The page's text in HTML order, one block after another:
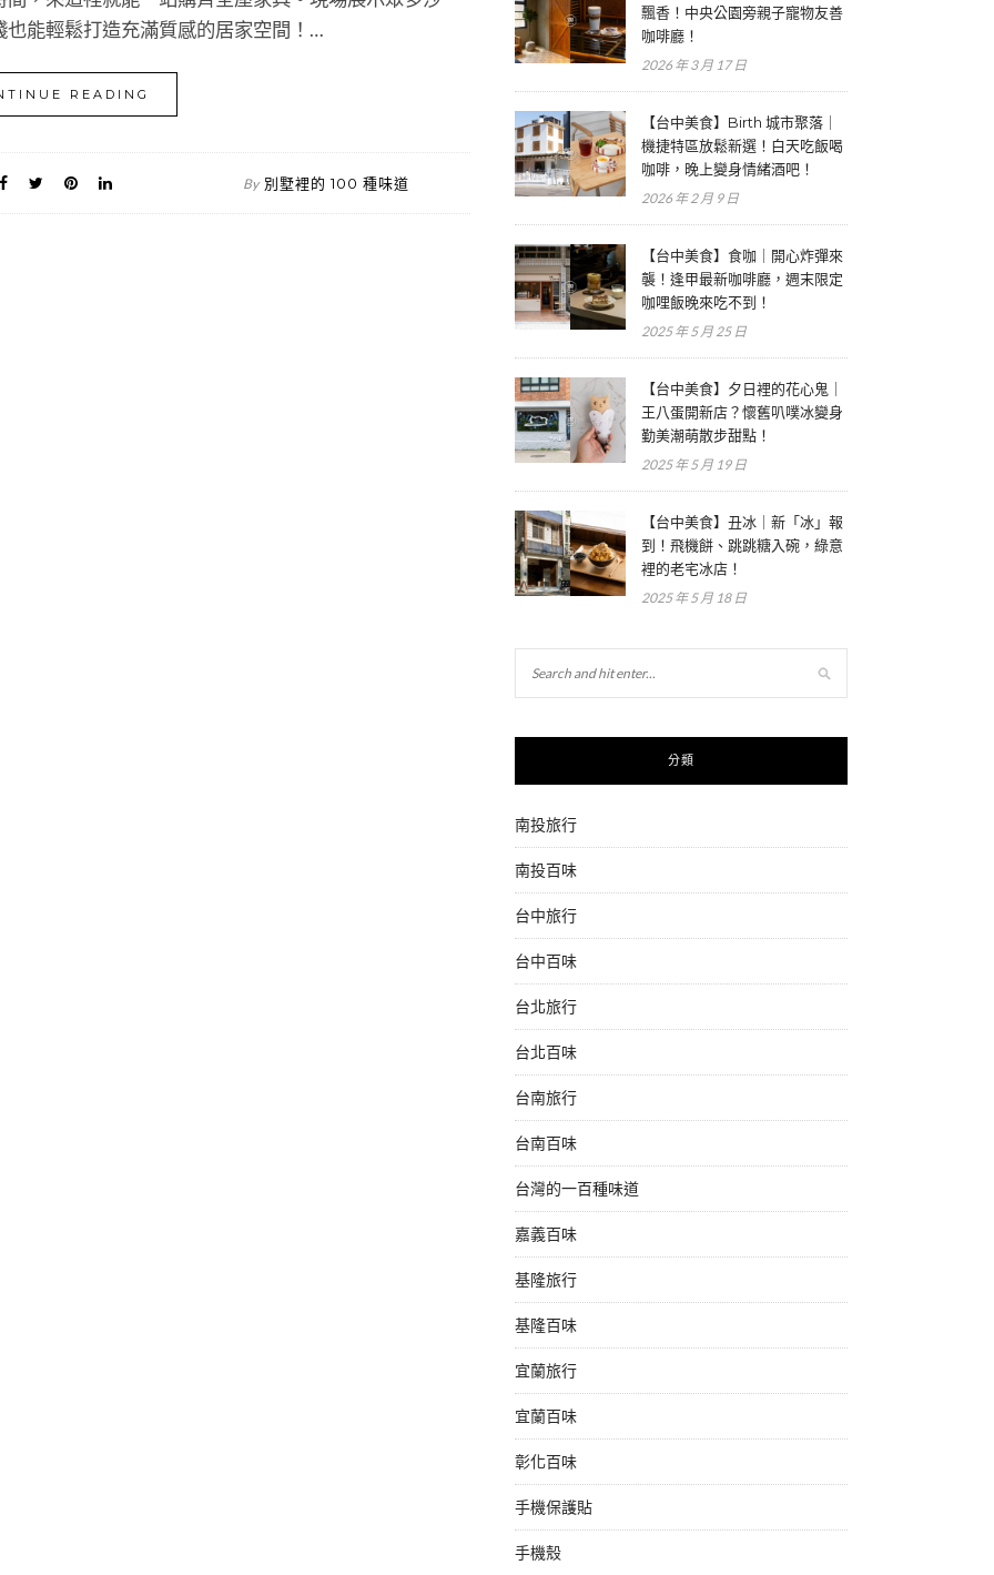
能輕鬆打造充滿質感的居家空間！…
READING
By 別墅裡的 100 種味道
飄香！中央公園旁親子寵物友善
咖啡廳！
2026 年 3 月 17 日
【台中美食】Birth 城市聚落｜
機捷特區放鬆新選！白天吃飯喝
咖啡，晚上變身情緒酒吧！
2026 年 2 月 9 日
【台中美食】食咖｜開心炸彈來
襲！逢甲最新咖啡廳，週末限定
咖哩飯晚來吃不到！
2025 年 5 月 25 日
【台中美食】夕日裡的花心鬼｜
王八蛋開新店？懷舊叭噗冰變身
勤美潮萌散步甜點！
2025 年 5 月 19 日
【台中美食】丑冰｜新「冰」報
到！飛機餅、跳跳糖入碗，綠意
裡的老宅冰店！
2025 年 5 月 18 日
分類
南投旅行
南投百味
台中旅行
台中百味
台北旅行
台北百味
台南旅行
台南百味
台灣的一百種味道
嘉義百味
基隆旅行
基隆百味
宜蘭旅行
宜蘭百味
彰化百味
手機保護貼
手機殼